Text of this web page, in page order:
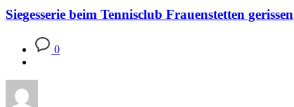
Siegesserie beim Tennisclub Frauenstetten gerissen
0